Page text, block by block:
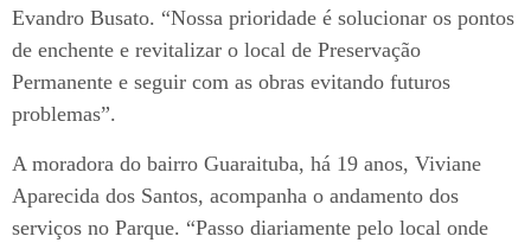
Evandro Busato. “Nossa prioridade é solucionar os pontos
de enchente e revitalizar o local de Preservação
Permanente e seguir com as obras evitando futuros
problemas”.
A moradora do bairro Guaraituba, há 19 anos, Viviane
Aparecida dos Santos, acompanha o andamento dos
serviços no Parque. “Passo diariamente pelo local onde